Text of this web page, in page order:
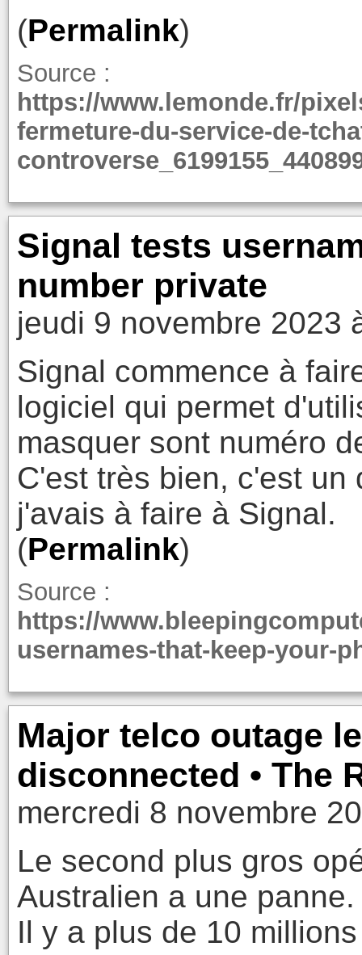
(Permalink)
Source :
https://www.lemonde.fr/
fermeture-du-service-de-
Signal tests
number private
jeudi 9 novembre 2023
Signal commence à
logiciel qui permet
masquer sont numéro
C'est très bien, c'est
j'avais à faire à Signal.
(Permalink)
Source :
https://
usernames-that-keep-your-
Major telco outage
disconnected • The
mercredi 8 novembre
Le second plus gros
Australien a une
Il y a plus de 10